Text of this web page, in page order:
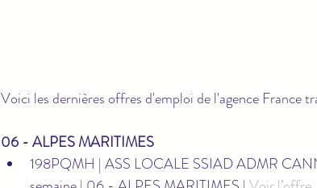
Voici les dernières offres d'emploi de l'agence France
06 - ALPES MARITIMES
198PQMH | ASS LOCALE SSIAD ADMR